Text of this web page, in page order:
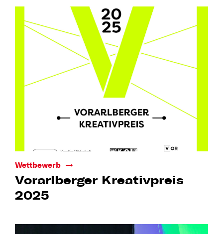
Wettbewerb
Vorarlberger Kreativpreis
2025